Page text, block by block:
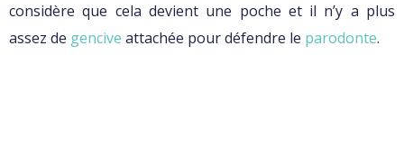
considère que cela devient une poche et il n’y a plus
assez de gencive attachée pour défendre le parodonte.